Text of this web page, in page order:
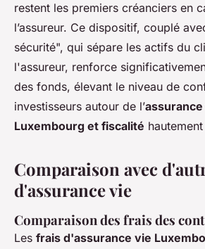
restent les premiers créanciers en
l’assureur. Ce dispositif, couplé
sécurité", qui sépare les actifs du
l'assureur, renforce
des fonds, élevant le niveau de
investisseurs autour de l’assurance
Luxembourg et fiscalité
Comparaison avec
d'assurance vie
Comparaison des frais des
Les frais d'assurance vie